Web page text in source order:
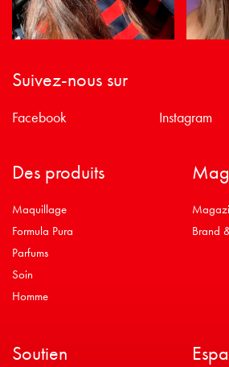
Suivez-nous sur
Facebook Instagram
Des produits
Maquillage
Formula Pura
Parfums
Soin
Homme
Brand
Soutien